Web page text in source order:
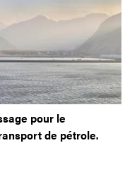
pour le
de pétrole.